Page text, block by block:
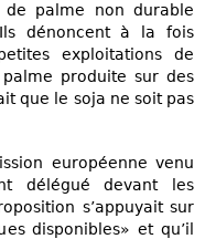
de palme non durable
dénoncent à la fois
exploitations de
produite sur des
que le soja ne soit pas
européenne venu
délégué devant les
s’appuyait sur
disponibles» et qu’il